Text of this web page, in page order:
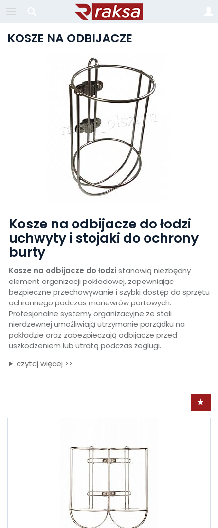
KOSZE NA ODBIJACZE
Kosze na odbijacze do łodzi
uchwyty i stojaki do ochrony
burty
Kosze na odbijacze do łodzi stanowią niezbędny
element organizacji pokładowej, zapewniając
bezpieczne przechowywanie i szybki dostęp do sprzętu
ochronnego podczas manewrów portowych.
Profesjonalne systemy organizacyjne ze stali
nierdzewnej umożliwiają utrzymanie porządku na
pokładzie oraz zabezpieczają odbijacze przed
uszkodzeniem lub utratą podczas żeglugi.
czytaj więcej >>